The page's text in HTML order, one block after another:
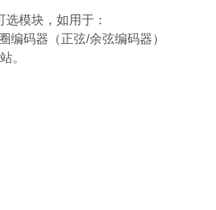
模块，如用于：
编码器（正弦/余弦编码器）
。